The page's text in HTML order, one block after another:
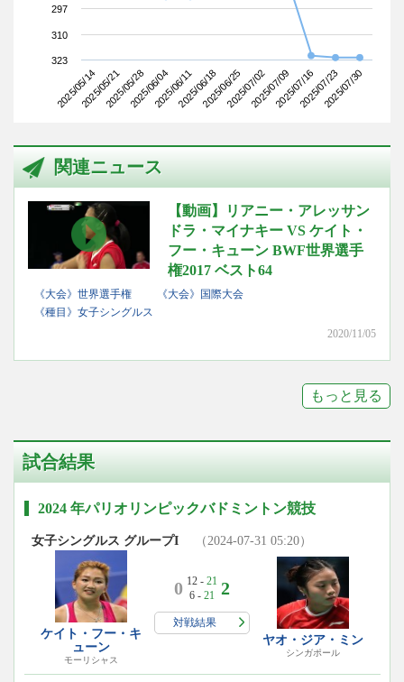
2025/05/142025/05/212025/05/282025/06/042025/06/112025/06/182025/06/252025/07/022025/07/092025/07/162025/07/232025/07/30
297
310
323
関連ニュース
【動画】リアニー・アレッサン
ドラ・マイナキー VS ケイト・
フー・キューン BWF世界選手
権2017 ベスト64
《大会》世界選手権
《大会》国際大会
《種目》女子シングルス
2020/11/05
もっと見る
試合結果
2024 年パリオリンピックバドミントン競技
女子シングルス グループI （2024-07-31 05:20）
ケイト・フー・キ
ューン
モーリシャス
0 12 - 21
6 - 21 2
対戦結果
ヤオ・ジア・ミン
シンガポール